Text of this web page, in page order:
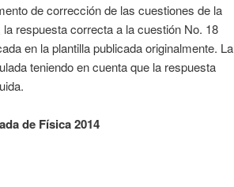
de corrección de las cuestiones de la
respuesta correcta a la cuestión No. 18
en la plantilla publicada originalmente. La
teniendo en cuenta que la respuesta
de Física 2014